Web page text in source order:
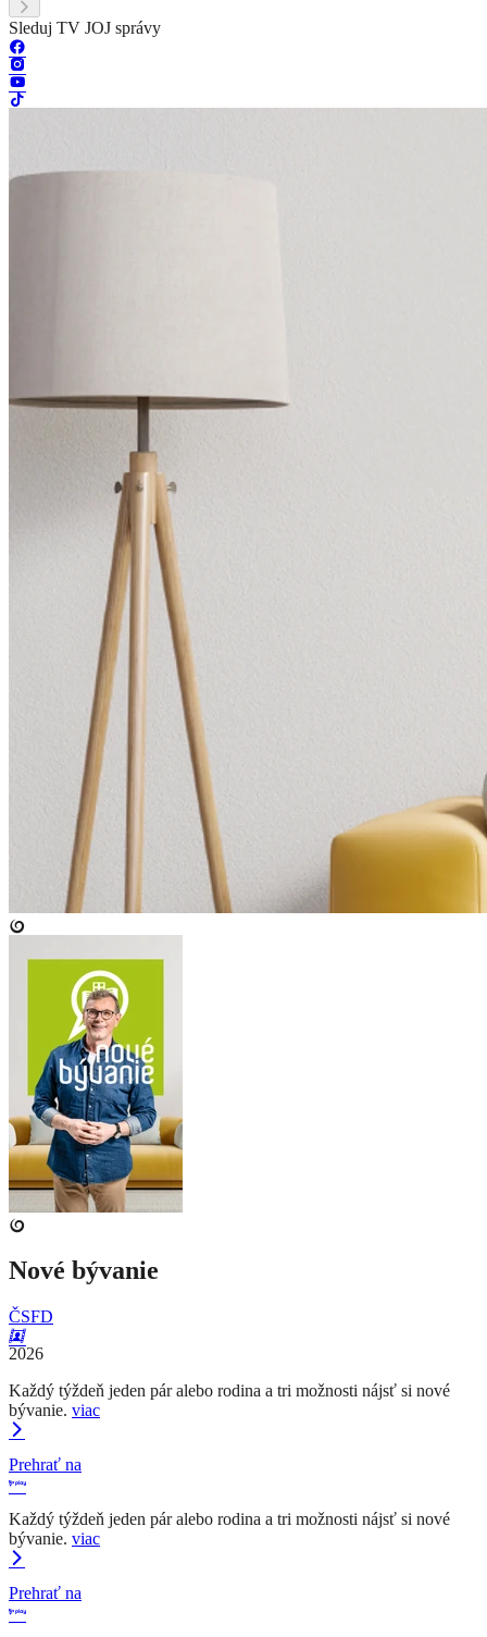
Sleduj TV JOJ správy
Nové bývanie
ČSFD
2026
Každý týždeň jeden pár alebo rodina a tri možnosti nájsť si nové
bývanie. viac
Prehrať na
Každý týždeň jeden pár alebo rodina a tri možnosti nájsť si nové
bývanie. viac
Prehrať na